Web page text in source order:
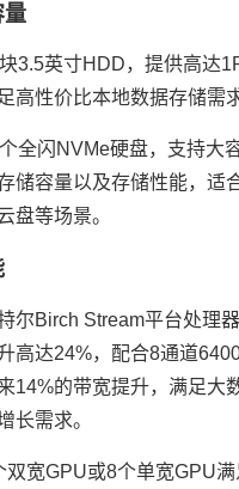
量
3.5英寸HDD，提供高达
高性价比本地数据存储需求
全闪NVMe硬盘，支持大
储容量以及存储性能，适
盘等场景。
尔Birch Stream平台处理
高达24%，配合8通道
14%的带宽提升，满足大
长需求。
双宽GPU或8个单宽GPU满